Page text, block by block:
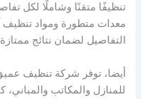
تنظيفًا متقنًا وشاملًا لكل
معدات متطورة ومواد تنظيف
التفاصيل لضمان نتائج
أيضا، توفر شركة تنظيف
للمنازل والمكاتب والمباني،